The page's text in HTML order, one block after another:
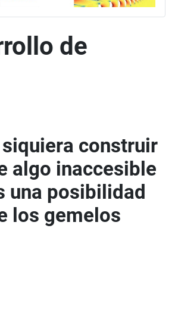
de
construir
algo inaccesible
una posibilidad
los gemelos